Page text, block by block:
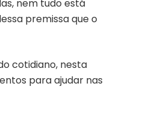
nem tudo está
premissa que o
cotidiano, nesta
para ajudar nas